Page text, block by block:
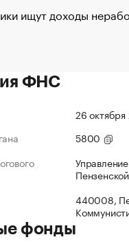
ищут доходы
ФНС
26
5800
440008,
фонды